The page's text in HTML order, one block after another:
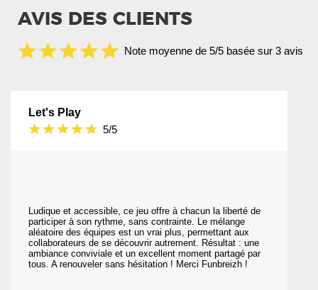
AVIS DES CLIENTS
Note moyenne de 5/5 basée sur 3 avis
Let's Play
5/5
Ludique et accessible, ce jeu offre à chacun la liberté de
participer à son rythme, sans contrainte. Le mélange
aléatoire des équipes est un vrai plus, permettant aux
collaborateurs de se découvrir autrement. Résultat : une
ambiance conviviale et un excellent moment partagé par
tous. A renouveler sans hésitation ! Merci Funbreizh !